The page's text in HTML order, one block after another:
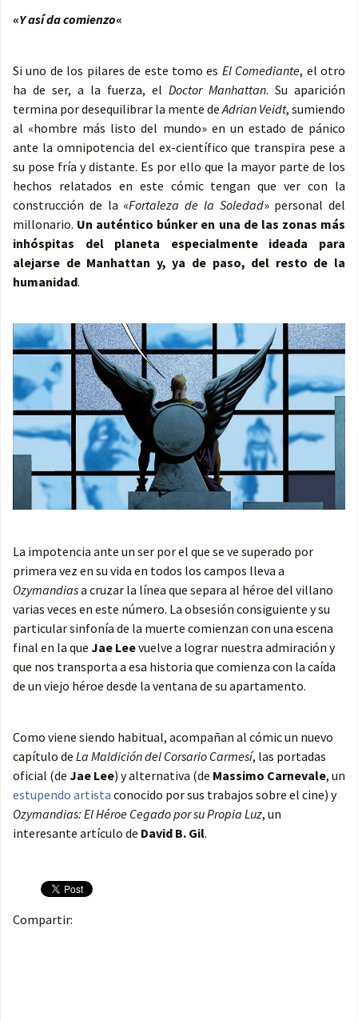
«Y así da comienzo«
Si uno de los pilares de este tomo es El Comediante, el otro
ha de ser, a la fuerza, el Doctor Manhattan. Su aparición
termina por desequilibrar la mente deAdrian Veidt, sumiendo
al «hombre más listo del mundo» en un estado de pánico
ante la omnipotencia del ex-científico que transpira pese a
su pose fría y distante. Es por ello que la mayor parte de los
hechos relatados en este cómic tengan que ver con la
construcción de la «Fortaleza de la Soledad» personal del
millonario. Un auténtico búnker en una de las zonas más
inhóspitas del planeta especialmente ideada para
alejarse de Manhattan y, ya de paso, del resto de la
humanidad.
La impotencia ante un ser por el que se ve superado por
primera vez en su vida en todos los campos lleva a
Ozymandiasa cruzar la línea que separa al héroe del villano
varias veces en este número. La obsesión consiguiente y su
particular sinfonía de la muerte comienzan con una escena
final en la que Jae Leevuelve a lograr nuestra admiración y
que nos transporta a esa historia que comienza con la caída
de un viejo héroe desde la ventana de su apartamento.
Como viene siendo habitual, acompañan al cómic un nuevo
capítulo de La Maldición del Corsario Carmesí, las portadas
oficial (de Jae Lee) y alternativa (de Massimo Carnevale, un
estupendo artista conocido por sus trabajos sobre el cine) y
Ozymandias: El Héroe Cegado por su Propia Luz, un
interesante artículo de David B. Gil.
Compartir: